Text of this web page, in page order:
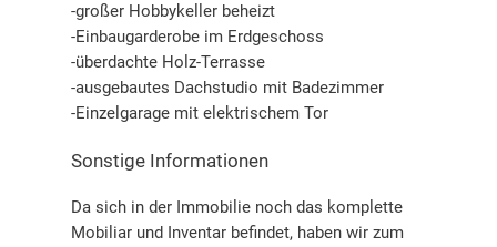
-großer Hobbykeller beheizt
-Einbaugarderobe im Erdgeschoss
-überdachte Holz-Terrasse
-ausgebautes Dachstudio mit Badezimmer
-Einzelgarage mit elektrischem Tor
Sonstige Informationen
Da sich in der Immobilie noch das komplette
Mobiliar und Inventar befindet, haben wir zum